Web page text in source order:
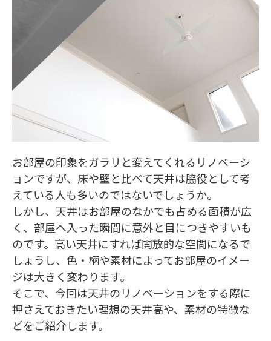
お部屋の印象をガラリと変えてくれるリノベーシ
ョンですが、床や壁と比べて天井は脇役として考
えている人も多いのではないでしょうか。
しかし、天井はお部屋のなかでも占める面積が広
く、部屋へ入った瞬間に意外と目につきやすいも
のです。高い天井にすれば開放的な空間になるで
しょうし、色・柄や素材によってお部屋のイメー
ジは大きく変わります。
そこで、今回は天井のリノベーションをする際に
押さえておきたい理想の天井高や、素材の特徴な
どをご紹介します。